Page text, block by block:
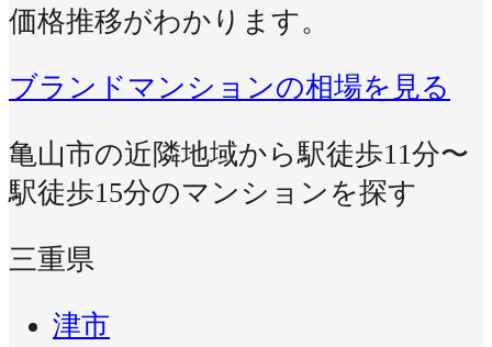
価格推移がわかります。
ブランドマンションの相場を見る
亀山市の近隣地域から駅徒歩11分〜
駅徒歩15分のマンションを探す
三重県
津市